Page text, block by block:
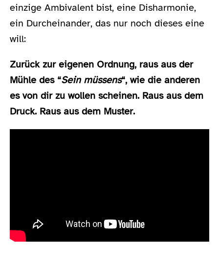
einzige Ambivalent bist, eine Disharmonie,
ein Durcheinander, das nur noch dieses eine
will:
Zurück zur eigenen Ordnung, raus aus der
Mühle des “Sein müssens“, wie die anderen
es von dir zu wollen scheinen. Raus aus dem
Druck. Raus aus dem Muster.